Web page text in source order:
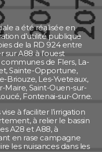
a été réalisée en
d’utilité publique
de la RD 924 entre
sur A88 à l’ouest
de Flers, La-
Sainte-Opportune,
Briouze, Les-Yveteaux,
Maire, Saint-Ouen-sur-
Fontenai-sur-Orne.
à faciliter l’irrigation
à relier le bassin
A28 et A88, à
en rase campagne
les nuisances dans les